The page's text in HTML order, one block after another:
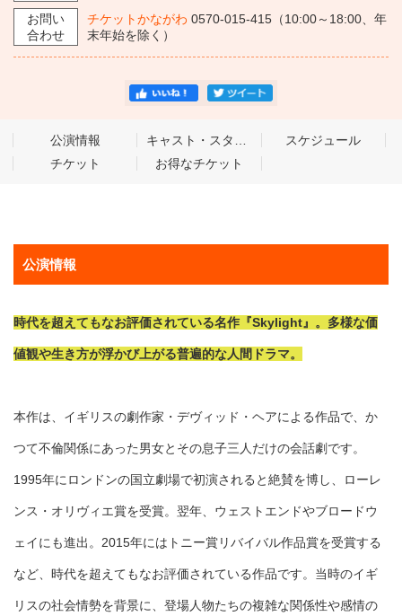
お問い
合わせ
チケットかながわ 0570-015-415（10:00～18:00、年
末年始を除く）
公演情報 キャスト・スタッフ
スケジュール
チケット
お得なチケット
公演情報
時代を超えてもなお評価されている名作『Skylight』。多様な価
値観や生き方が浮かび上がる普遍的な人間ドラマ。
本作は、イギリスの劇作家・デヴィッド・ヘアによる作品で、か
つて不倫関係にあった男女とその息子三人だけの会話劇です。
1995年にロンドンの国立劇場で初演されると絶賛を博し、ローレ
ンス・オリヴィエ賞を受賞。翌年、ウェストエンドやブロードウ
ェイにも進出。2015年にはトニー賞リバイバル作品賞を受賞する
など、時代を超えてもなお評価されている作品です。当時のイギ
リスの社会情勢を背景に、登場人物たちの複雑な関係性や感情の